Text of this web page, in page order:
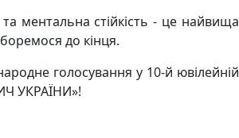
та ментальна стійкість - це найвища
до кінця.
голосування у 10-й ювілейній
УКРАЇНИ»!